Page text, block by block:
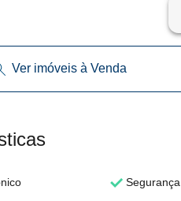
Ver imóveis à Venda